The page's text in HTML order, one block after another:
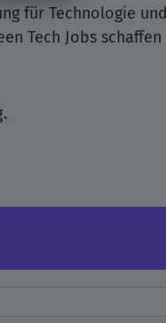
für Technologie und
Tech Jobs schaffen